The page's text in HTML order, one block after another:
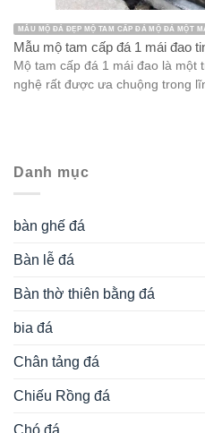
MẪU MỘ ĐÁ ĐẸP MỘ TAM CẤP ĐÁ MỘ ĐÁ MỘT
Mẫu mộ tam cấp đá 1 mái đao
Mộ tam cấp đá 1 mái đao là một
nghệ rất được ưa chuộng trong
Danh mục
bàn ghế đá
Bàn lễ đá
Bàn thờ thiên bằng đá
bia đá
Chân tảng đá
Chiếu Rồng đá